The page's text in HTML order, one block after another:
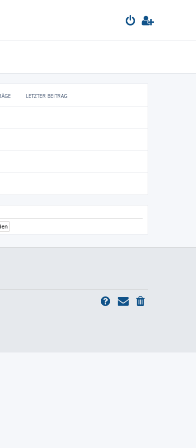
LETZTER BEITRAG